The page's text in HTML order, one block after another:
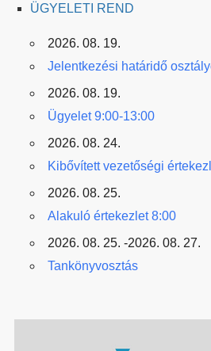
ÜGYELETI REND
2026. 08. 19.
Jelentkezési határidő
2026. 08. 19.
Ügyelet 9:00-13:00
2026. 08. 24.
Kibővített vezetőségi
2026. 08. 25.
Alakuló értekezlet 8:00
2026. 08. 25. -2026. 08. 27.
Tankönyvosztás